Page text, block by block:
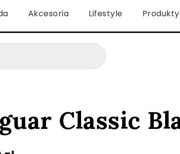
Akcesoria Lifestyle Produkty
Classic